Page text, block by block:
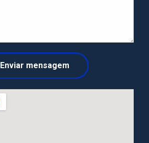
Enviar mensagem